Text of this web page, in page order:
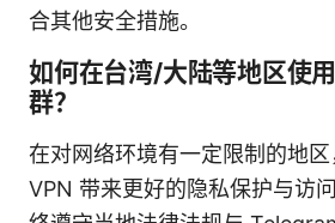
合其他安全措施。
如何在台湾/大陆等地区使
群？
在对网络环境有一定限制的地
VPN 带来更好的隐私保护与访